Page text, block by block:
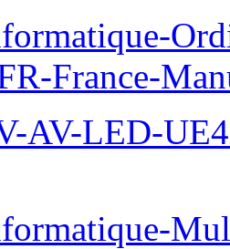
France-
AV-LED-